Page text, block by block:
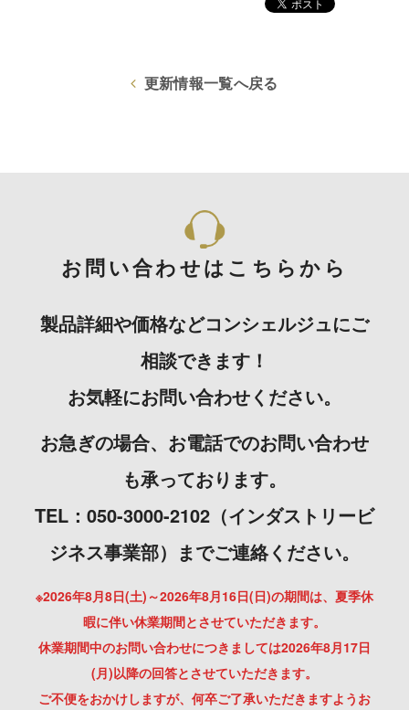
更新情報一覧へ戻る
お問い合わせはこちらから
製品詳細や価格などコンシェルジュにご
相談できます！
お気軽にお問い合わせください。
お急ぎの場合、お電話でのお問い合わせ
も承っております。
TEL：050-3000-2102（インダストリービ
ジネス事業部）までご連絡ください。
※2026年8月8日(土)～2026年8月16日(日)の期間は、夏季休
暇に伴い休業期間とさせていただきます。
休業期間中のお問い合わせにつきましては2026年8月17日
(月)以降の回答とさせていただきます。
ご不便をおかけしますが、何卒ご了承いただきますようお